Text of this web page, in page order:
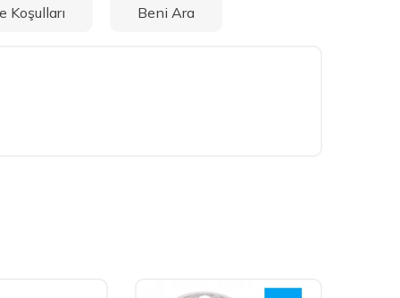
Koşulları Beni Ara